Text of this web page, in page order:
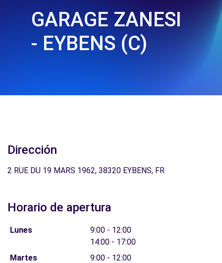
GARAGE ZANESI
- EYBENS (C)
Dirección
2 RUE DU 19 MARS 1962, 38320 EYBENS, FR
Horario de apertura
Lunes
9:00 - 12:00
14:00 - 17:00
Martes
9:00 - 12:00